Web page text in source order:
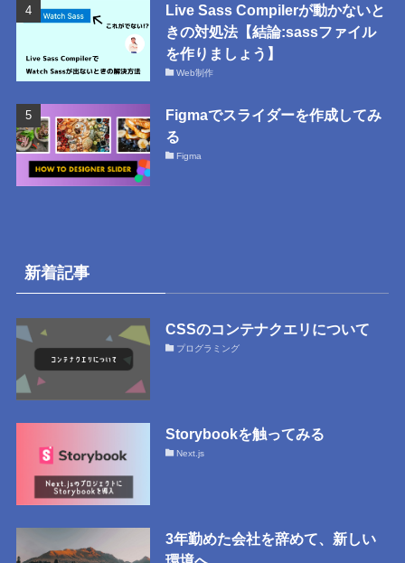
Live Sass Compilerが動かないと
きの対処法【結論:sassファイル
を作りましょう】
Web制作
Figmaでスライダーを作成してみ
る
Figma
新着記事
CSSのコンテナクエリについて
プログラミング
Storybookを触ってみる
Next.js
3年勤めた会社を辞めて、新しい